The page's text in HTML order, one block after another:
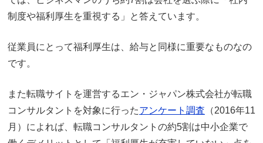
制度や福利厚生を重視する」と答えています。
従業員にとって福利厚生は、給与と同様に重要なものなの
です。
また転職サイトを運営するエン・ジャパン株式会社が転職
コンサルタントを対象に行ったアンケート調査 （2016年11
月）によれば、転職コンサルタントの約5割は中小企業で